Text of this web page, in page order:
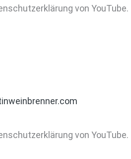
von YouTube.
von YouTube.